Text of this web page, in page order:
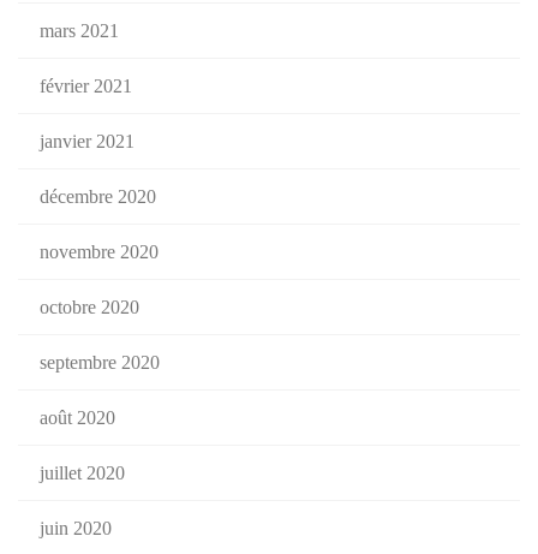
mars 2021
février 2021
janvier 2021
décembre 2020
novembre 2020
octobre 2020
septembre 2020
août 2020
juillet 2020
juin 2020